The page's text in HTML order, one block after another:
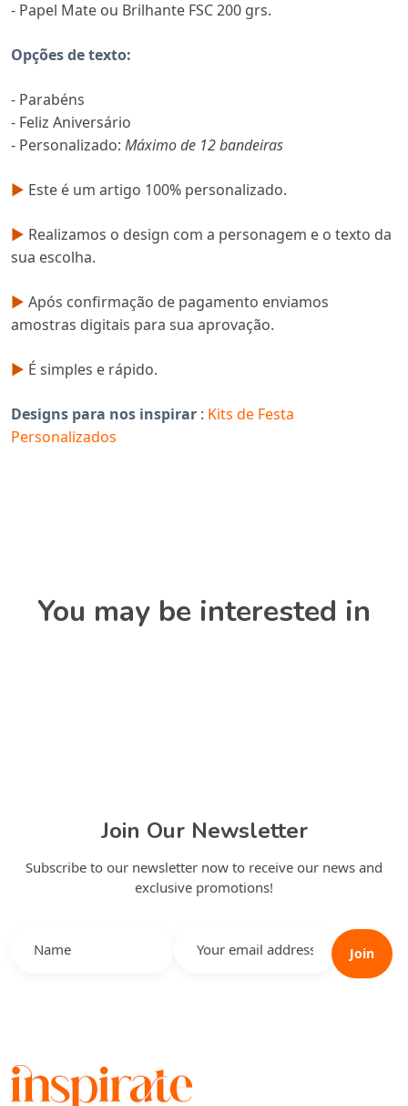
- Papel Mate ou Brilhante FSC 200 grs.
Opções de texto:
- Parabéns
- Feliz Aniversário
- Personalizado: Máximo de 12 bandeiras
► Este é um artigo 100% personalizado.
► Realizamos o design com a personagem e o texto da
sua escolha.
► Após confirmação de pagamento enviamos
amostras digitais para sua aprovação.
► É simples e rápido.
Designs para nos inspirar : Kits de Festa
Personalizados
You may be interested in
Join Our Newsletter
Subscribe to our newsletter now to receive our news and
exclusive promotions!
Join